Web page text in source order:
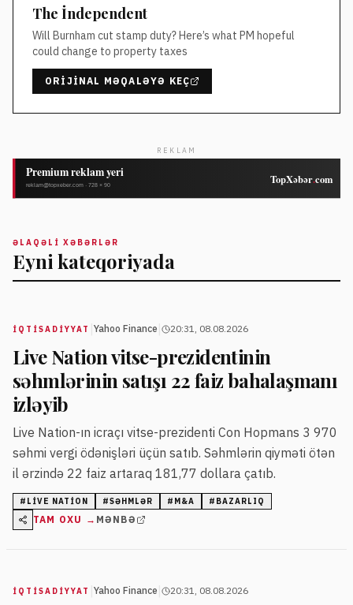
The İndependent
Will Burnham cut stamp duty? Here’s what PM hopeful
could change to property taxes
ORIJINAL MƏQALƏYƏ KEÇ
REKLAM
ƏLAQƏLI XƏBƏRLƏR
Eyni kateqoriyada
İQTISADIYYAT Yahoo Finance 20:31, 08.08.2026
Live Nation vitse-prezidentinin
səhmlərinin satışı 22 faiz bahalaşmanı
izləyib
Live Nation-ın icraçı vitse-prezidenti Con Hopmans 3 970
səhmi vergi ödənişləri üçün satıb. Səhmlərin qiyməti ötən
il ərzində 22 faiz artaraq 181,77 dollara çatıb.
# LIVE NATION #SƏHMLƏR # M&A # BAZARLIQ
TAM OXU → MƏNBƏ
İQTISADIYYAT Yahoo Finance 20:31, 08.08.2026